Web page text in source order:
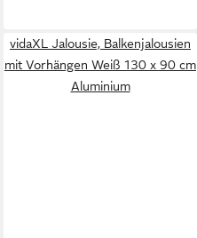
vidaXL Jalousie, Balkenjalousien
mit Vorhängen Weiß 130 x 90 cm
Aluminium